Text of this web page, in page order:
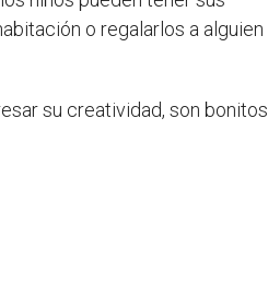
o regalarlos a alguien
su creatividad, son bonitos